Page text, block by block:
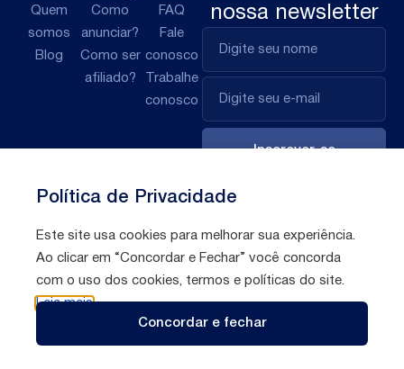
Quem
somos
Blog
Como
anunciar?
Como ser
afiliado?
FAQ
Fale
conosco
Trabalhe
conosco
nossa newsletter
Inscrever-se
Políticas de
Todos direitos reservados © 2026 Afilio
Brasil S/A
Política de Privacidade
Este site usa cookies para melhorar sua experiência.
Ao clicar em “Concordar e Fechar” você concorda
com o uso dos cookies, termos e políticas do site.
Leia mais
Concordar e fechar